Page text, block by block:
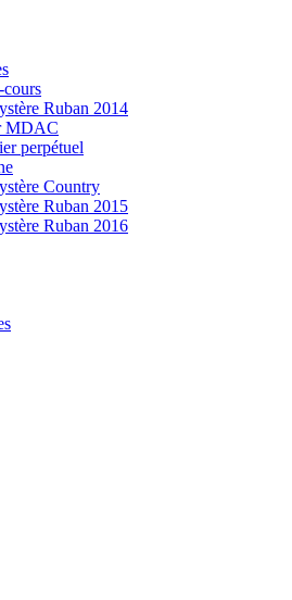
Ruban 2014
MDAC
perpétuel
Country
Ruban 2015
Ruban 2016